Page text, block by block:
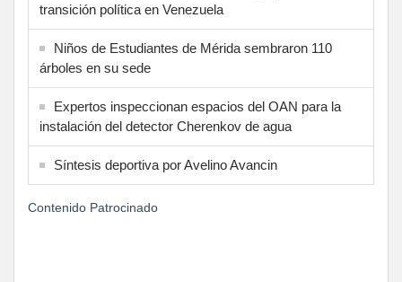
transición política en Venezuela
Niños de Estudiantes de Mérida sembraron 110
árboles en su sede
Expertos inspeccionan espacios del OAN para la
instalación del detector Cherenkov de agua
Síntesis deportiva por Avelino Avancin
Contenido Patrocinado